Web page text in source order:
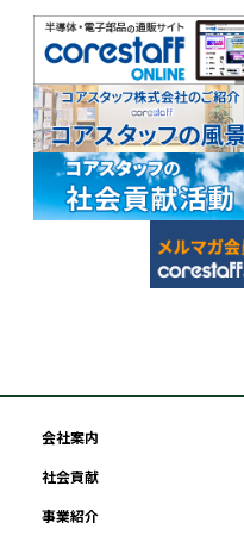
会社案内
社会貢献
事業紹介